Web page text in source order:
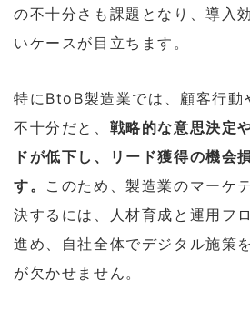
の不十分さも課題となり、導入
いケースが目立ちます。
特にBtoB製造業では、顧客行動
不十分だと、 戦略的な意思決定
ドが低下し、リード獲得の機会
す。 このため、製造業のマーケ
決するには、人材育成と運用フ
進め、自社全体でデジタル施策
が欠かせません。